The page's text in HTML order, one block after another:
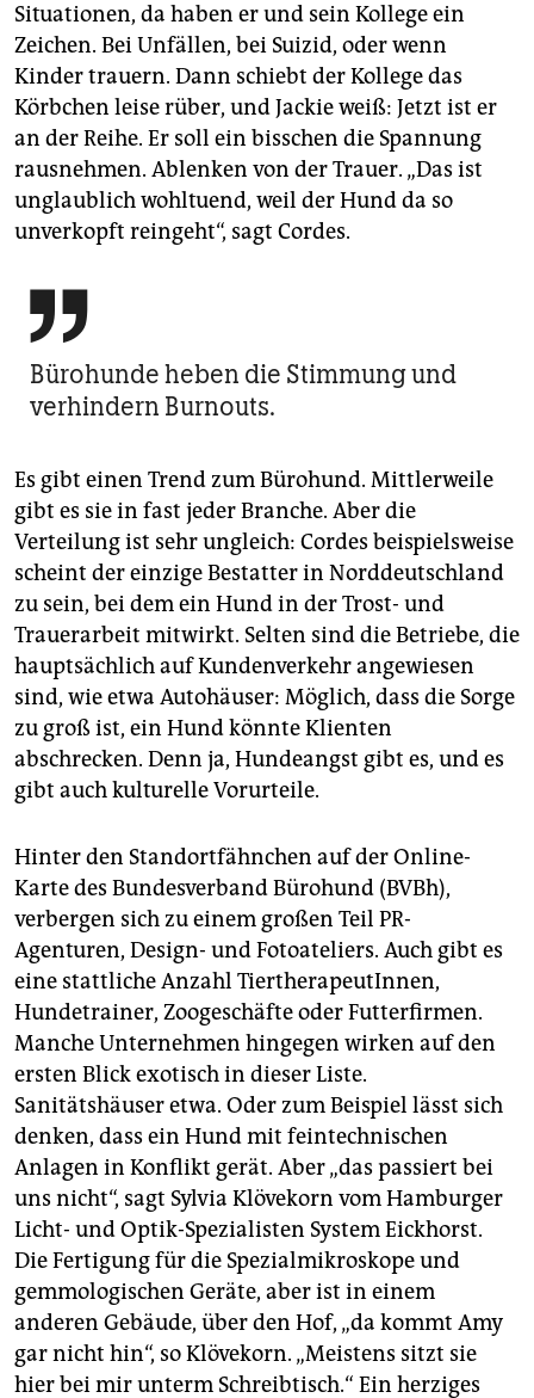
Situationen, da haben er und sein Kollege ein
Zeichen. Bei Unfällen, bei Suizid, oder wenn
Kinder trauern. Dann schiebt der Kollege das
Körbchen leise rüber, und Jackie weiß: Jetzt ist er
an der Reihe. Er soll ein bisschen die Spannung
rausnehmen. Ablenken von der Trauer. „Das ist
unglaublich wohltuend, weil der Hund da so
unverkopft reingeht“, sagt Cordes.

Bürohunde heben die Stimmung und
verhindern Burnouts.
Es gibt einen Trend zum Bürohund. Mittlerweile
gibt es sie in fast jeder Branche. Aber die
Verteilung ist sehr ungleich: Cordes beispielsweise
scheint der einzige Bestatter in Norddeutschland
zu sein, bei dem ein Hund in der Trost- und
Trauerarbeit mitwirkt. Selten sind die Betriebe, die
hauptsächlich auf Kundenverkehr angewiesen
sind, wie etwa Autohäuser: Möglich, dass die Sorge
zu groß ist, ein Hund könnte Klienten
abschrecken. Denn ja, Hundeangst gibt es, und es
gibt auch kulturelle Vorurteile.
Hinter den Standortfähnchen auf der Online-
Karte des Bundesverband Bürohund (BVBh),
verbergen sich zu einem großen Teil PR-
Agenturen, Design- und Fotoateliers. Auch gibt es
eine stattliche Anzahl TiertherapeutInnen,
Hundetrainer, Zoogeschäfte oder Futterfirmen.
Manche Unternehmen hingegen wirken auf den
ersten Blick exotisch in dieser Liste.
Sanitätshäuser etwa. Oder zum Beispiel lässt sich
denken, dass ein Hund mit feintechnischen
Anlagen in Konflikt gerät. Aber „das passiert bei
uns nicht“, sagt Sylvia Klövekorn vom Hamburger
Licht- und Optik-Spezialisten System Eickhorst.
Die Fertigung für die Spezialmikroskope und
gemmologischen Geräte, aber ist in einem
anderen Gebäude, über den Hof, „da kommt Amy
gar nicht hin“, so Klövekorn. „Meistens sitzt sie
hier bei mir unterm Schreibtisch.“ Ein herziges